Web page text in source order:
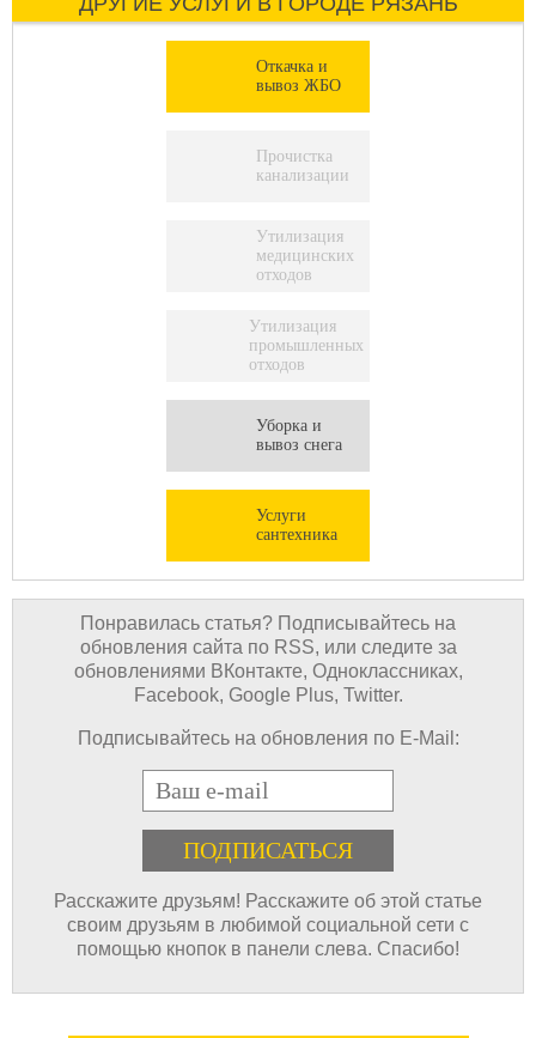
Откачка и
вывоз ЖБО
Прочистка
канализации
Утилизация
медицинских
отходов
Утилизация
промышленных
отходов
Уборка и
вывоз снега
Услуги
сантехника
Понравилась статья? Подписывайтесь на
обновления сайта по RSS, или следите за
обновлениями ВКонтакте, Одноклассниках,
Facebook, Google Plus, Twitter.
Подписывайтесь на обновления по E-Mail:
E-mail
Расскажите друзьям! Расскажите об этой статье
своим друзьям в любимой социальной сети с
помощью кнопок в панели слева. Спасибо!